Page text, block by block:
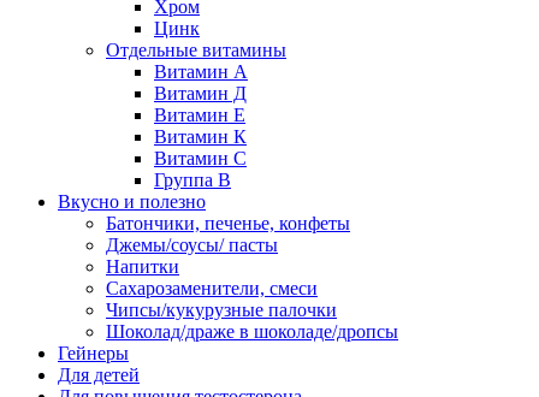
Хром
Цинк
Отдельные витамины
Витамин А
Витамин Д
Витамин Е
Витамин К
Витамин С
Группа В
Вкусно и полезно
Батончики, печенье, конфеты
Джемы/соусы/ пасты
Напитки
Сахарозаменители, смеси
Чипсы/кукурузные палочки
Шоколад/драже в шоколаде/дропсы
Гейнеры
Для детей